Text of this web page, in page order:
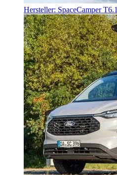
Hersteller: SpaceCamper T6.1